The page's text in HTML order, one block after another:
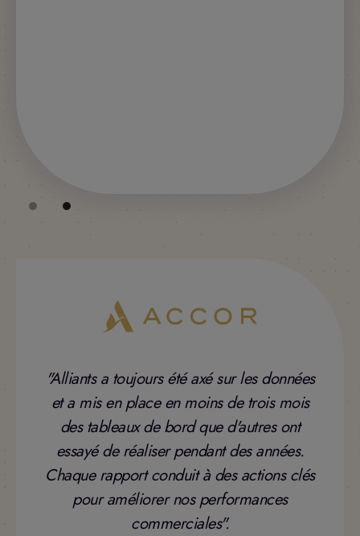
Slide 2 of 2.
"Alliants a toujours été axé sur les données
et a mis en place en moins de trois mois
des tableaux de bord que d'autres ont
essayé de réaliser pendant des années.
Chaque rapport conduit à des actions clés
pour améliorer nos performances
commerciales".